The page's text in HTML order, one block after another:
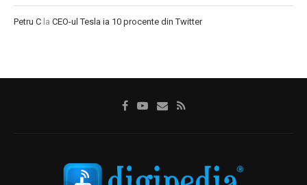
Petru C la CEO-ul Tesla ia 10 procente din Twitter